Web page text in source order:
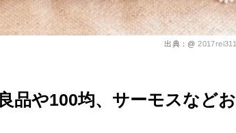
出典：@ 2017rei311
品や100均、サーモスなどお